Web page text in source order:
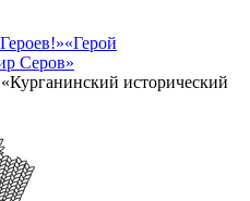
«Герой
Серов»
исторический